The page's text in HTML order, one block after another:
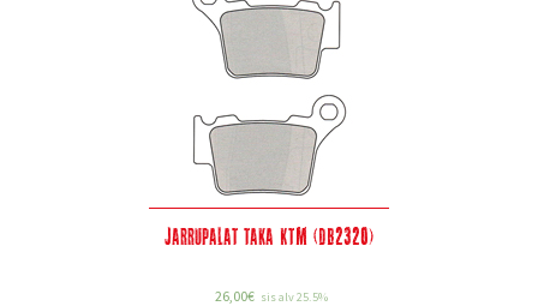
Jarrupalat taka KTM (DB2320)
26,00€ sis alv 25.5%